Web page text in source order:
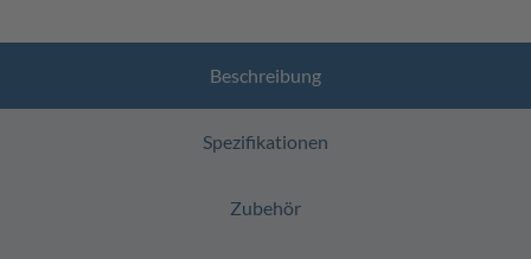
Beschreibung
Spezifikationen
Zubehör